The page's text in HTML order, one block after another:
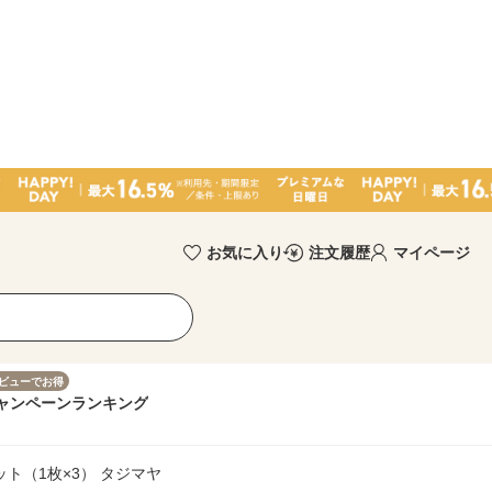
お気に入り 注文履歴 マイページ
ューでお得
ンペーンランキング
ト（1枚×3） タジマヤ